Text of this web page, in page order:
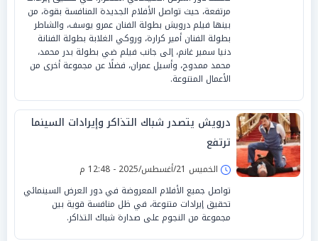
مرتفعة، حيث تواصل الأفلام الجديدة المنافسة بقوة، من
بينها فيلم درويش بطولة الفنان عمرو يوسف، والشاطر
بطولة الفنان أمير كرارة، وروكي الغلابة بطولة الفنانة
دنيا سمير غانم، إلى جانب فيلم ضي بطولة بدر محمد،
محمد ممدوح، وأسيل عمران، فضلًا عن مجموعة أخرى من
الأعمال المتنوعة.
درويش يتصدر شباك التذاكر وإيرادات السينما
ترتفع
الخميس 21/أغسطس/2025 - 12:48 م
تواصل جميع الأفلام المعروضة في دور العرض السينمائي
تحقيق إيرادات متنوعة، في ظل منافسة قوية بين
مجموعة من النجوم على صدارة شباك التذاكر.